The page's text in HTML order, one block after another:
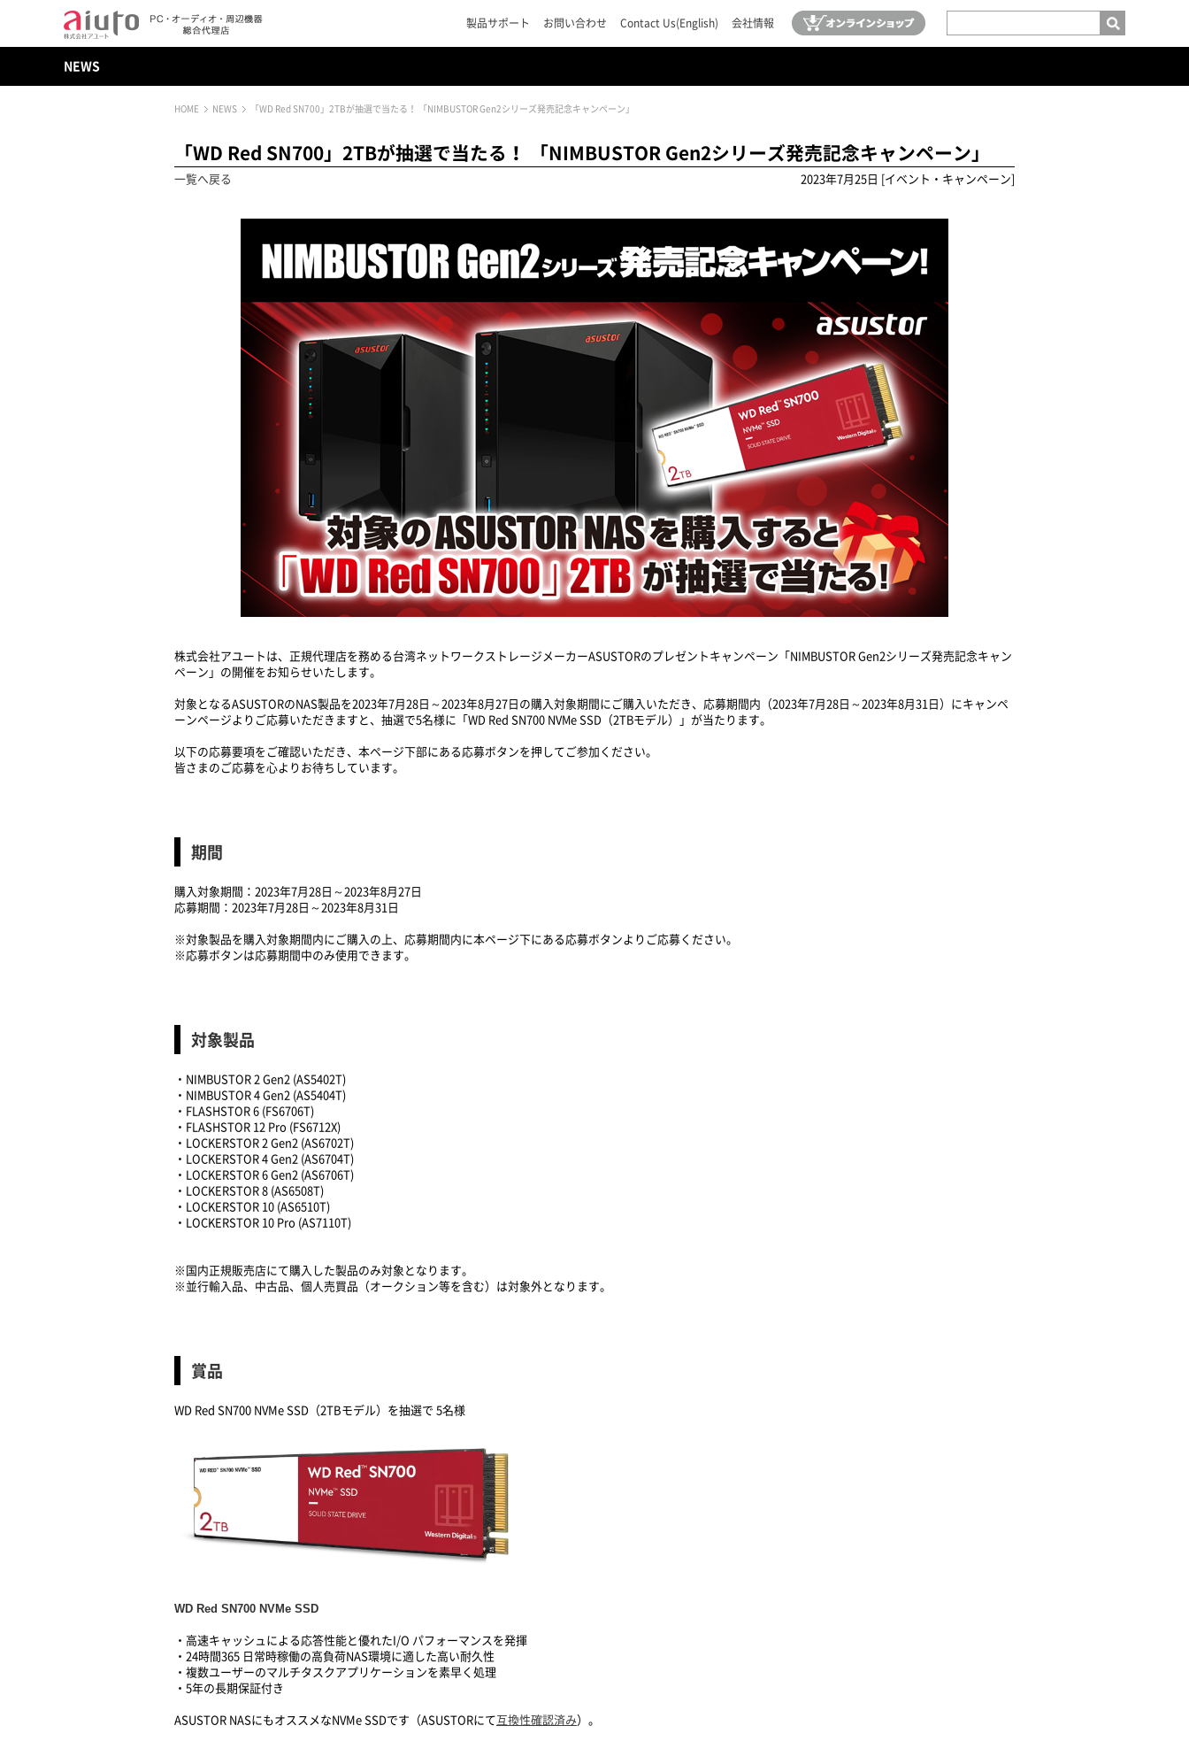
製品サポート お問い合わせ Contact Us(English) 会社情報
NEWS
HOME NEWS 「WD Red SN700」2TBが抽選で当たる！ 「NIMBUSTOR Gen2シリーズ発売記念キャンペーン」
「WD Red SN700」2TBが抽選で当たる！ 「NIMBUSTOR Gen2シリーズ発売記念キャンペーン」
一覧へ戻る 2023年7月25日 [イベント・キャンペーン]
株式会社アユートは、正規代理店を務める台湾ネットワークストレージメーカーASUSTORのプレゼントキャンペーン「NIMBUSTOR Gen2シリーズ発売記念キャン
ペーン」の開催をお知らせいたします。
対象となるASUSTORのNAS製品を2023年7月28日～2023年8月27日の購入対象期間にご購入いただき、応募期間内（2023年7月28日～2023年8月31日）にキャンペ
ーンページよりご応募いただきますと、抽選で5名様に「WD Red SN700 NVMe SSD（2TBモデル）」が当たります。
以下の応募要項をご確認いただき、本ページ下部にある応募ボタンを押してご参加ください。
皆さまのご応募を心よりお待ちしています。
期間
購入対象期間：2023年7月28日～2023年8月27日
応募期間：2023年7月28日～2023年8月31日
※対象製品を購入対象期間内にご購入の上、応募期間内に本ページ下にある応募ボタンよりご応募ください。
※応募ボタンは応募期間中のみ使用できます。
対象製品
・NIMBUSTOR 2 Gen2 (AS5402T)
・NIMBUSTOR 4 Gen2 (AS5404T)
・FLASHSTOR 6 (FS6706T)
・FLASHSTOR 12 Pro (FS6712X)
・LOCKERSTOR 2 Gen2 (AS6702T)
・LOCKERSTOR 4 Gen2 (AS6704T)
・LOCKERSTOR 6 Gen2 (AS6706T)
・LOCKERSTOR 8 (AS6508T)
・LOCKERSTOR 10 (AS6510T)
・LOCKERSTOR 10 Pro (AS7110T)
※国内正規販売店にて購入した製品のみ対象となります。
※並行輸入品、中古品、個人売買品（オークション等を含む）は対象外となります。
賞品
WD Red SN700 NVMe SSD（2TBモデル）を抽選で 5名様
WD Red SN700 NVMe SSD
・高速キャッシュによる応答性能と優れたI/O パフォーマンスを発揮
・24時間365 日常時稼働の高負荷NAS環境に適した高い耐久性
・複数ユーザーのマルチタスクアプリケーションを素早く処理
・5年の長期保証付き
ASUSTOR NASにもオススメなNVMe SSDです（ASUSTORにて互換性確認済み）。